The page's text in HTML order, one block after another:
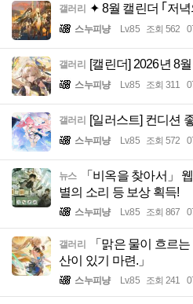
갤러리 ✦ 8월 캘린더 ｢저
스누피냥 Lv.85 조회 562
갤러리 [캘린더] 2026년 8
스누피냥 Lv.85 조회 311
갤러리 [일러스트] 컨디션
스누피냥 Lv.85 조회 572
뉴스
「비옥을 찾아서」
별의 소리 등 보상 획득!
스누피냥 Lv.85 조회 867
갤러리
「맑은 물이 흐르
산이 있기 마련.」
스누피냥 Lv.85 조회 241